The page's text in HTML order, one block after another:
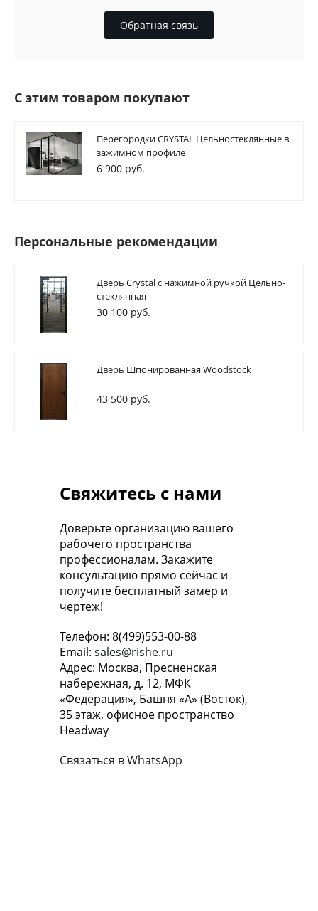
Обратная связь
С этим товаром покупают
Перегородки CRYSTAL Цельностеклянные в
зажимном профиле
6 900 руб.
Персональные рекомендации
Дверь Crystal с нажимной ручкой Цельно-
стеклянная
30 100 руб.
Дверь Шпонированная Woodstock
43 500 руб.
Доверьте организацию вашего
рабочего пространства
профессионалам. Закажите
консультацию прямо сейчас и
получите бесплатный замер и
чертеж!
Телефон: 8(499)553-00-88
Email: sales@rishe.ru
Адрес: Москва, Пресненская
набережная, д. 12, МФК
«Федерация», Башня «А» (Восток),
35 этаж, офисное пространство
Headway
Связаться в WhatsApp
Свяжитесь с нами